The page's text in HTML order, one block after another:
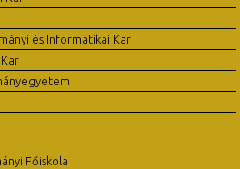
és Informatikai Kar
Főiskola